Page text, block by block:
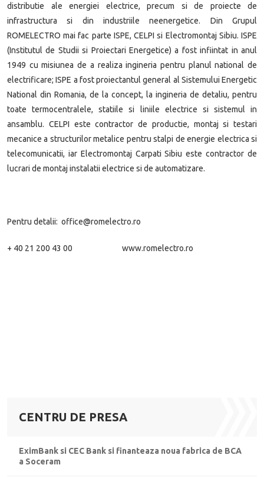
CENTRU DE PRESA
EximBank si CEC Bank si finanteaza noua fabrica de BCA
a Soceram
distributie ale energiei electrice, precum si de proiecte de
infrastructura si din industriile neenergetice. Din Grupul
ROMELECTRO mai fac parte ISPE, CELPI si Electromontaj Sibiu. ISPE
(Institutul de Studii si Proiectari Energetice) a fost infiintat in anul
1949 cu misiunea de a realiza ingineria pentru planul national de
electrificare; ISPE a fost proiectantul general al Sistemului Energetic
National din Romania, de la concept, la ingineria de detaliu, pentru
toate termocentralele, statiile si liniile electrice si sistemul in
ansamblu. CELPI este contractor de productie, montaj si testari
mecanice a structurilor metalice pentru stalpi de energie electrica si
telecomunicatii, iar Electromontaj Carpati Sibiu este contractor de
lucrari de montaj instalatii electrice si de automatizare.
Pentru detalii: office@romelectro.ro
+ 40 21 200 43 00 www.romelectro.ro